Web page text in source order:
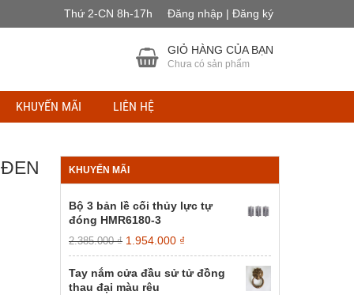
Thứ 2-CN 8h-17h Đăng nhập | Đăng ký
GIỎ HÀNG CỦA BẠN
Chưa có sản phẩm
KHUYẾN MÃI LIÊN HỆ
KHUYẾN MÃI
Bộ 3 bản lề cối thủy lực tự
đóng HMR6180-3
2.385.000₫ Giá
gốc
là:
2.385.000 ₫.
1.954.000 ₫
hiện
tại
Tay nắm cửa đầu sử tử đồng
thau đại màu rêu